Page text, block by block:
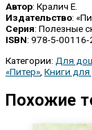
Автор: Кралич Е.
Издательство:
Серия: Полезные
ISBN: 978-5-00116-
Категории: Для
«Питер» Книги для
Похожие